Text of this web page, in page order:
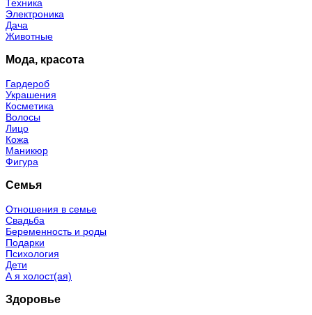
Техника
Электроника
Дача
Животные
Мода, красота
Гардероб
Украшения
Косметика
Волосы
Лицо
Кожа
Маникюр
Фигура
Семья
Отношения в семье
Свадьба
Беременность и роды
Подарки
Психология
Дети
А я холост(ая)
Здоровье